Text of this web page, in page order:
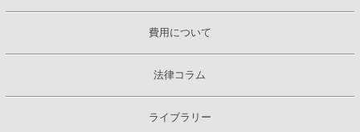
費用について
法律コラム
ライブラリー